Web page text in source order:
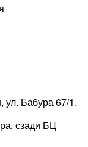
ул. Бабура 67/1.
сзади БЦ